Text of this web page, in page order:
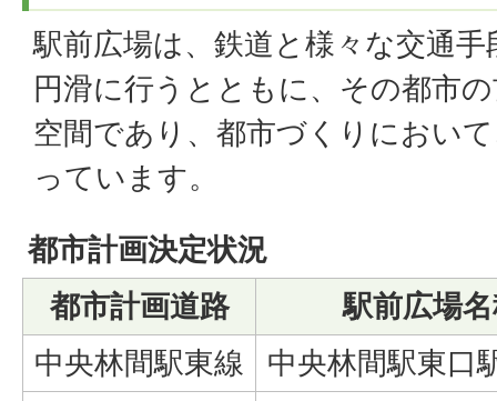
駅前広場は、鉄道と様々な交通
円滑に行うとともに、その都市
空間であり、都市づくりにおい
っています。
都市計画決定状況
都市計画道路
駅前広場
中央林間駅東線
中央林間駅東口